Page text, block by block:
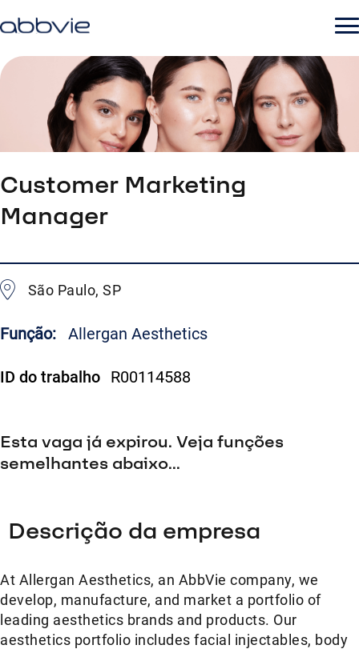
Customer Marketing
Manager
São Paulo, SP
Função: Allergan Aesthetics
ID do trabalho R00114588
Esta vaga já expirou. Veja funções
semelhantes abaixo...
Descrição da empresa
At Allergan Aesthetics, an AbbVie company, we
develop, manufacture, and market a portfolio of
leading aesthetics brands and products. Our
aesthetics portfolio includes facial injectables, body